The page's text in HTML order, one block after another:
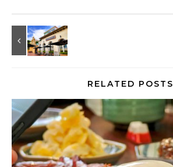
RELATED POSTS